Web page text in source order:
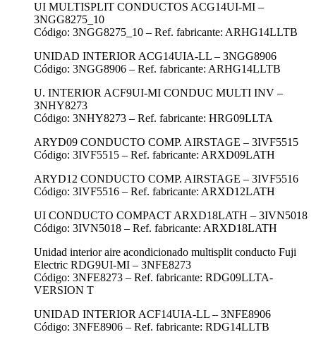
UI MULTISPLIT CONDUCTOS ACG14UI-MI –
3NGG8275_10
Código: 3NGG8275_10 – Ref. fabricante: ARHG14LLTB
UNIDAD INTERIOR ACG14UIA-LL – 3NGG8906
Código: 3NGG8906 – Ref. fabricante: ARHG14LLTB
U. INTERIOR ACF9UI-MI CONDUC MULTI INV –
3NHY8273
Código: 3NHY8273 – Ref. fabricante: HRG09LLTA
ARYD09 CONDUCTO COMP. AIRSTAGE – 3IVF5515
Código: 3IVF5515 – Ref. fabricante: ARXD09LATH
ARYD12 CONDUCTO COMP. AIRSTAGE – 3IVF5516
Código: 3IVF5516 – Ref. fabricante: ARXD12LATH
UI CONDUCTO COMPACT ARXD18LATH – 3IVN5018
Código: 3IVN5018 – Ref. fabricante: ARXD18LATH
Unidad interior aire acondicionado multisplit conducto Fuji
Electric RDG9UI-MI – 3NFE8273
Código: 3NFE8273 – Ref. fabricante: RDG09LLTA-
VERSION T
UNIDAD INTERIOR ACF14UIA-LL – 3NFE8906
Código: 3NFE8906 – Ref. fabricante: RDG14LLTB